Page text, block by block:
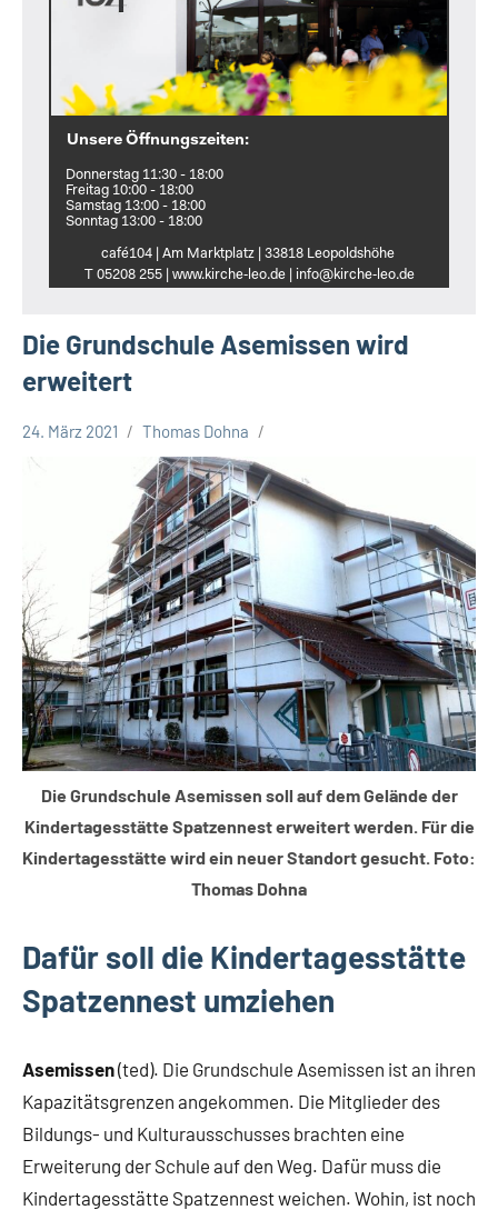
Unsere Öffnungszeiten:
Donnerstag 11:30 - 18:00
Freitag 10:00 - 18:00
Samstag 13:00 - 18:00
Sonntag 13:00 - 18:00
café104 | Am Marktplatz | 33818 Leopoldshöhe
T 05208 255 | www.kirche‑leo.de | info@kirche‑leo.de
Die Grundschule Asemissen wird
erweitert
24. März 2021 Thomas Dohna
Die Grundschule Asemissen soll auf dem Gelände der
Kindertagesstätte Spatzennest erweitert werden. Für die
Kindertagesstätte wird ein neuer Standort gesucht. Foto:
Thomas Dohna
Dafür soll die Kindertagesstätte
Spatzennest umziehen
Asemissen(ted). Die Grundschule Asemissen ist an ihren
Kapazitätsgrenzen angekommen. Die Mitglieder des
Bildungs- und Kulturausschusses brachten eine
Erweiterung der Schule auf den Weg. Dafür muss die
Kindertagesstätte Spatzennest weichen. Wohin, ist noch